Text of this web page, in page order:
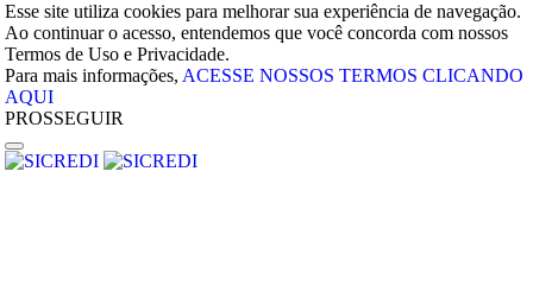
Esse site utiliza cookies para melhorar sua experiência de navegação.
Ao continuar o acesso, entendemos que você concorda com nossos
Termos de Uso e Privacidade.
Para mais informações, ACESSE NOSSOS TERMOS CLICANDO
AQUI
PROSSEGUIR